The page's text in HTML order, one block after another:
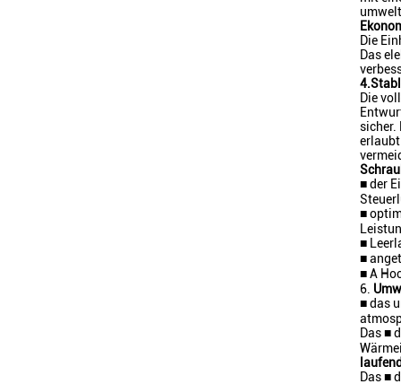
Die
Das
Die
sicher.
■ der
■
■
■
■ A
6.
■ das
Das ■
Das ■